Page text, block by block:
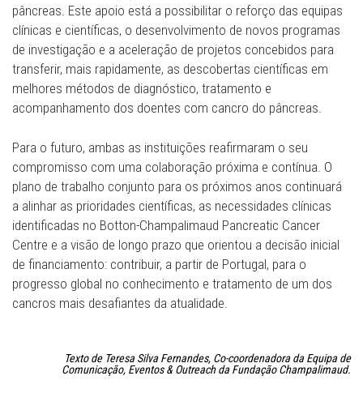
pâncreas. Este apoio está a possibilitar o reforço das equipas
clínicas e científicas, o desenvolvimento de novos programas
de investigação e a aceleração de projetos concebidos para
transferir, mais rapidamente, as descobertas científicas em
melhores métodos de diagnóstico, tratamento e
acompanhamento dos doentes com cancro do pâncreas.
Para o futuro, ambas as instituições reafirmaram o seu
compromisso com uma colaboração próxima e contínua. O
plano de trabalho conjunto para os próximos anos continuará
a alinhar as prioridades científicas, as necessidades clínicas
identificadas no Botton-Champalimaud Pancreatic Cancer
Centre e a visão de longo prazo que orientou a decisão inicial
de financiamento: contribuir, a partir de Portugal, para o
progresso global no conhecimento e tratamento de um dos
cancros mais desafiantes da atualidade.
Texto de Teresa Silva Fernandes, Co-coordenadora da Equipa de
Comunicação, Eventos & Outreach da Fundação Champalimaud.